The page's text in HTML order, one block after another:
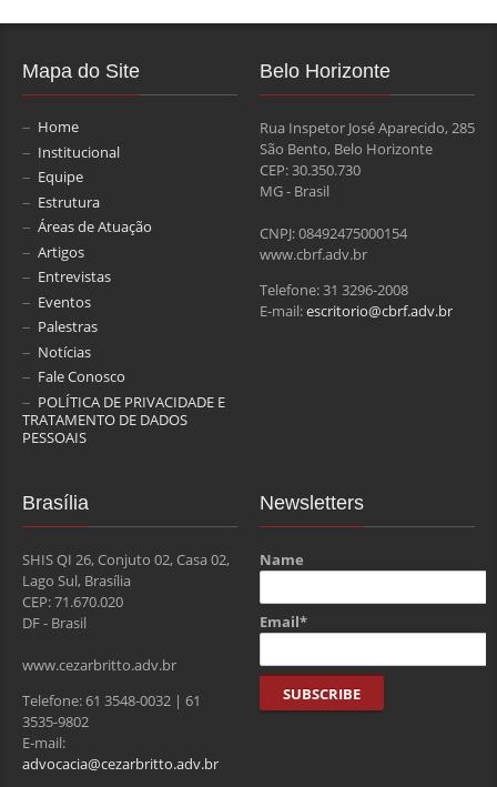
Mapa do Site
Home
Institucional
Equipe
Estrutura
Áreas de Atuação
Artigos
Entrevistas
Eventos
Palestras
Notícias
Fale Conosco
POLÍTICA DE PRIVACIDADE E
TRATAMENTO DE DADOS
PESSOAIS
Belo Horizonte
Rua Inspetor José Aparecido, 285
São Bento, Belo Horizonte
CEP: 30.350.730
MG - Brasil
CNPJ: 08492475000154
www.cbrf.adv.br
Telefone: 31 3296-2008
E-mail:escritorio@cbrf.adv.br
Brasília
SHIS QI 26, Conjuto 02, Casa 02,
Lago Sul, Brasília
CEP: 71.670.020
DF - Brasil
www.cezarbritto.adv.br
Telefone: 61 3548-0032 | 61
3535-9802
E-mail:
advocacia@cezarbritto.adv.br
Newsletters
Name
Email*